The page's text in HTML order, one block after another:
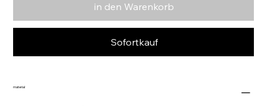
in den Warenkorb
Sofortkauf
material